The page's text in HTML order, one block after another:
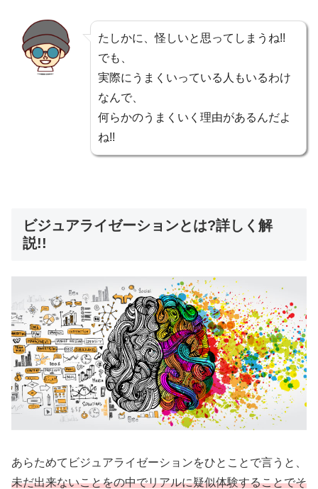
たしかに、怪しいと思ってしまうね!!
でも、
実際にうまくいっている人もいるわけ
なんで、
何らかのうまくいく理由があるんだよ
ね!!
ビジュアライゼーションとは?詳しく解
説!!
あらためてビジュアライゼーションをひとことで言うと、
未だ出来ないことをの中でリアルに疑似体験することでそ